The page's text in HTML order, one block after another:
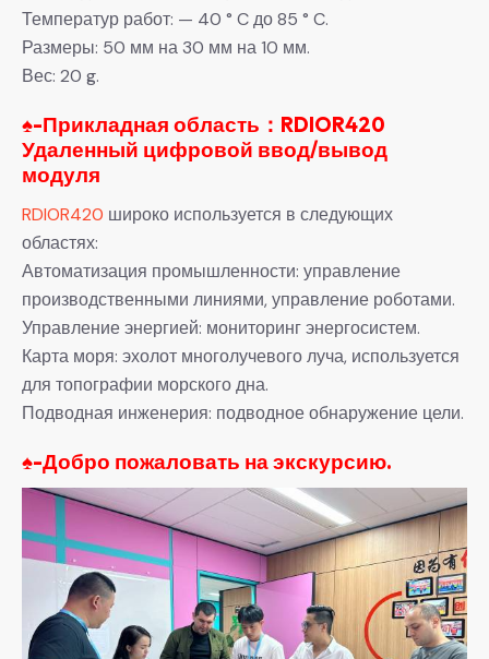
Температур работ: — 40 ° C до 85 ° C.
Размеры: 50 мм на 30 мм на 10 мм.
Вес: 20 g.
♠-Прикладная область：RDIOR420
Удаленный цифровой ввод/вывод
модуля
RDIOR420 широко используется в следующих
областях:
Автоматизация промышленности: управление
производственными линиями, управление роботами.
Управление энергией: мониторинг энергосистем.
Карта моря: эхолот многолучевого луча, используется
для топографии морского дна.
Подводная инженерия: подводное обнаружение цели.
♠-Добро пожаловать на экскурсию.